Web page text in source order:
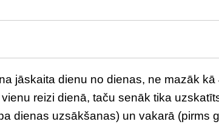
jāskaita dienu no dienas, ne mazāk
reizi dienā, taču senāk tika
dienas uzsākšanas) un vakarā (pirms